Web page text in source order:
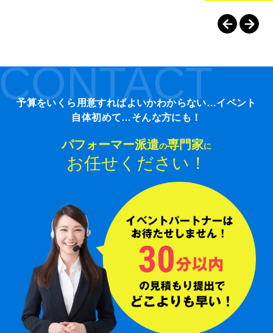
予算をいくら用意すればよいかわからない…イベント
自体初めて…そんな方にも！
パフォーマー派遣の専門家に
お任せください！